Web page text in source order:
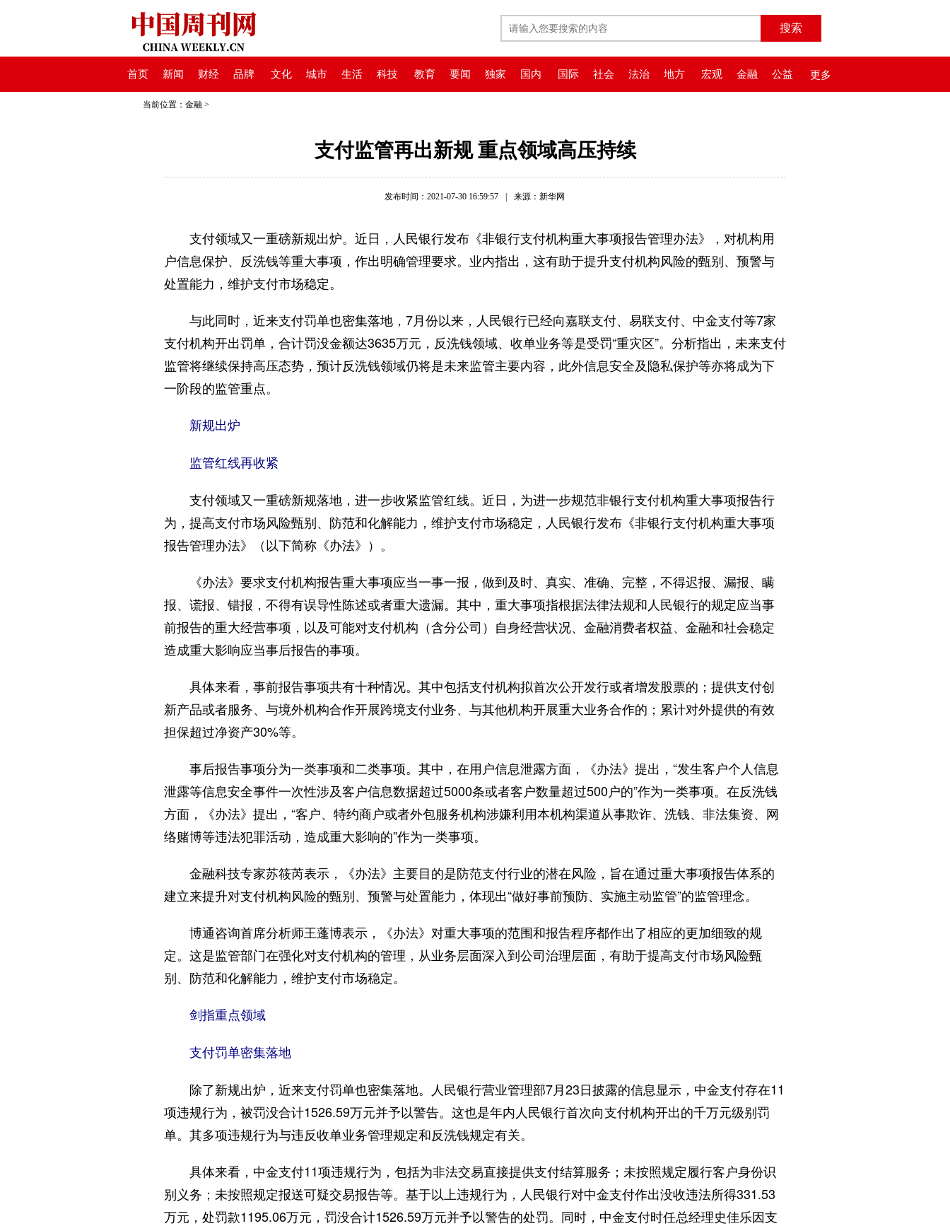
首页 新闻 财经 品牌 文化 城市 生活 科技 教育 要闻 独家 国内 国际 社会 法治 地方 宏观 金融 公益 更多
当前位置： 金融 >
支付监管再出新规 重点领域高压持续
发布时间：2021-07-30 16:59:57 来源：新华网
支付领域又一重磅新规出炉。近日，人民银行发布《非银行支付机构重大事项报告管理办法》，对机构用
户信息保护、反洗钱等重大事项，作出明确管理要求。业内指出，这有助于提升支付机构风险的甄别、预警与
处置能力，维护支付市场稳定。
与此同时，近来支付罚单也密集落地，7月份以来，人民银行已经向嘉联支付、易联支付、中金支付等7家
支付机构开出罚单，合计罚没金额达3635万元，反洗钱领域、收单业务等是受罚“重灾区”。分析指出，未来支付
监管将继续保持高压态势，预计反洗钱领域仍将是未来监管主要内容，此外信息安全及隐私保护等亦将成为下
一阶段的监管重点。
新规出炉
监管红线再收紧
支付领域又一重磅新规落地，进一步收紧监管红线。近日，为进一步规范非银行支付机构重大事项报告行
为，提高支付市场风险甄别、防范和化解能力，维护支付市场稳定，人民银行发布《非银行支付机构重大事项
报告管理办法》（以下简称《办法》）。
《办法》要求支付机构报告重大事项应当一事一报，做到及时、真实、准确、完整，不得迟报、漏报、瞒
报、谎报、错报，不得有误导性陈述或者重大遗漏。其中，重大事项指根据法律法规和人民银行的规定应当事
前报告的重大经营事项，以及可能对支付机构（含分公司）自身经营状况、金融消费者权益、金融和社会稳定
造成重大影响应当事后报告的事项。
具体来看，事前报告事项共有十种情况。其中包括支付机构拟首次公开发行或者增发股票的；提供支付创
新产品或者服务、与境外机构合作开展跨境支付业务、与其他机构开展重大业务合作的；累计对外提供的有效
担保超过净资产30%等。
事后报告事项分为一类事项和二类事项。其中，在用户信息泄露方面，《办法》提出，“发生客户个人信息
泄露等信息安全事件一次性涉及客户信息数据超过5000条或者客户数量超过500户的”作为一类事项。在反洗钱
方面，《办法》提出，“客户、特约商户或者外包服务机构涉嫌利用本机构渠道从事欺诈、洗钱、非法集资、网
络赌博等违法犯罪活动，造成重大影响的”作为一类事项。
金融科技专家苏筱芮表示，《办法》主要目的是防范支付行业的潜在风险，旨在通过重大事项报告体系的
建立来提升对支付机构风险的甄别、预警与处置能力，体现出“做好事前预防、实施主动监管”的监管理念。
博通咨询首席分析师王蓬博表示，《办法》对重大事项的范围和报告程序都作出了相应的更加细致的规
定。这是监管部门在强化对支付机构的管理，从业务层面深入到公司治理层面，有助于提高支付市场风险甄
别、防范和化解能力，维护支付市场稳定。
剑指重点领域
支付罚单密集落地
除了新规出炉，近来支付罚单也密集落地。人民银行营业管理部7月23日披露的信息显示，中金支付存在11
项违规行为，被罚没合计1526.59万元并予以警告。这也是年内人民银行首次向支付机构开出的千万元级别罚
单。其多项违规行为与违反收单业务管理规定和反洗钱规定有关。
具体来看，中金支付11项违规行为，包括为非法交易直接提供支付结算服务；未按照规定履行客户身份识
别义务；未按照规定报送可疑交易报告等。基于以上违规行为，人民银行对中金支付作出没收违法所得331.53
万元，处罚款1195.06万元，罚没合计1526.59万元并予以警告的处罚。同时，中金支付时任总经理史佳乐因支